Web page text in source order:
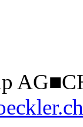
AG■